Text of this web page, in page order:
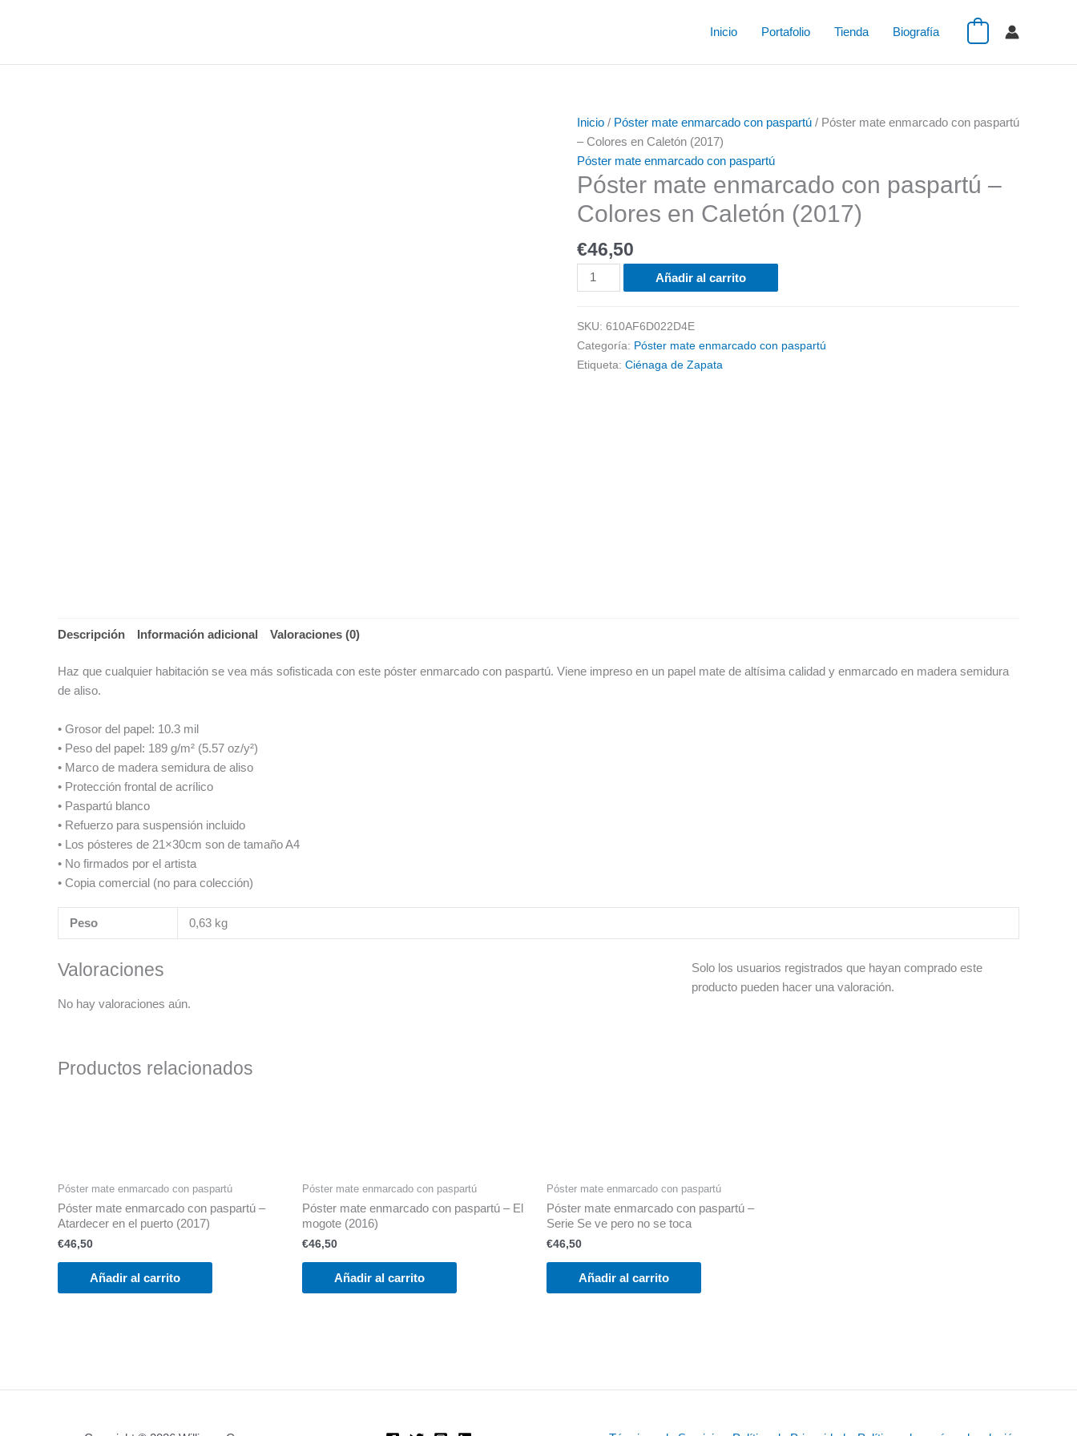
Inicio Portafolio Tienda Biografía
Inicio / Póster mate enmarcado con paspartú / Póster mate enmarcado con paspartú
– Colores en Caletón (2017)
Póster mate enmarcado con paspartú
Póster mate enmarcado con paspartú –
Colores en Caletón (2017)
€46,50
Póster
mate
enmarcado
con
-
en
Caletón
(2017)
Añadir al carrito
SKU: 610AF6D022D4E
Categoría: Póster mate enmarcado con paspartú
Etiqueta: Ciénaga de Zapata
Descripción Información adicional Valoraciones (0)
Haz que cualquier habitación se vea más sofisticada con este póster enmarcado con paspartú. Viene impreso en un papel mate de altísima calidad y enmarcado en madera semidura
de aliso.
• Grosor del papel: 10.3 mil
• Peso del papel: 189 g/m² (5.57 oz/y²)
• Marco de madera semidura de aliso
• Protección frontal de acrílico
• Paspartú blanco
• Refuerzo para suspensión incluido
• Los pósteres de 21×30cm son de tamaño A4
• No firmados por el artista
• Copia comercial (no para colección)
Peso 0,63 kg
Valoraciones
No hay valoraciones aún.
Solo los usuarios registrados que hayan comprado este
producto pueden hacer una valoración.
Productos relacionados
Póster mate enmarcado con paspartú
Póster mate enmarcado con paspartú –
Atardecer en el puerto (2017)
€46,50
Añadir al carrito
Póster mate enmarcado con paspartú
Póster mate enmarcado con paspartú – El
mogote (2016)
€46,50
Añadir al carrito
Póster mate enmarcado con paspartú
Póster mate enmarcado con paspartú –
Serie Se ve pero no se toca
€46,50
Añadir al carrito